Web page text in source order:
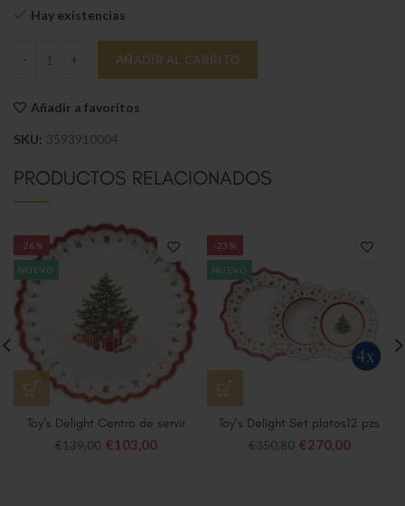
Hay existencias
Winter collage accessories Caballo de balanc?n cantidad
AÑADIR AL CARRITO
Añadir a favoritos
SKU: 3593910004
PRODUCTOS RELACIONADOS
-26%
NUEVO
Toy’s Delight Centro de servir
€ 139,00 €103,00
-23%
NUEVO
Toy’s Delight Set platos12 pzs
€350,80 €270,00